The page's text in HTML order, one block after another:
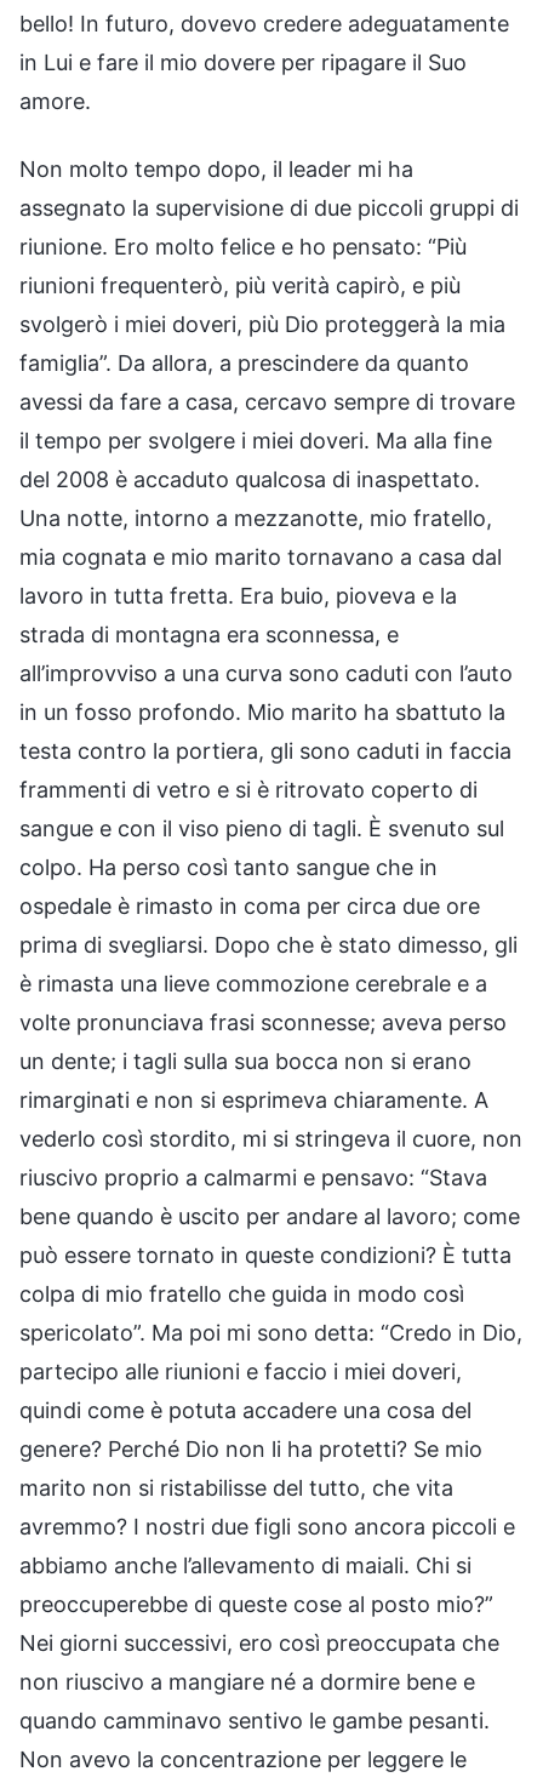
bello! In futuro, dovevo credere adeguatamente
in Lui e fare il mio dovere per ripagare il Suo
amore.
Non molto tempo dopo, il leader mi ha
assegnato la supervisione di due piccoli gruppi di
riunione. Ero molto felice e ho pensato: “Più
riunioni frequenterò, più verità capirò, e più
svolgerò i miei doveri, più Dio proteggerà la mia
famiglia”. Da allora, a prescindere da quanto
avessi da fare a casa, cercavo sempre di trovare
il tempo per svolgere i miei doveri. Ma alla fine
del 2008 è accaduto qualcosa di inaspettato.
Una notte, intorno a mezzanotte, mio fratello,
mia cognata e mio marito tornavano a casa dal
lavoro in tutta fretta. Era buio, pioveva e la
strada di montagna era sconnessa, e
all’improvviso a una curva sono caduti con l’auto
in un fosso profondo. Mio marito ha sbattuto la
testa contro la portiera, gli sono caduti in faccia
frammenti di vetro e si è ritrovato coperto di
sangue e con il viso pieno di tagli. È svenuto sul
colpo. Ha perso così tanto sangue che in
ospedale è rimasto in coma per circa due ore
prima di svegliarsi. Dopo che è stato dimesso, gli
è rimasta una lieve commozione cerebrale e a
volte pronunciava frasi sconnesse; aveva perso
un dente; i tagli sulla sua bocca non si erano
rimarginati e non si esprimeva chiaramente. A
vederlo così stordito, mi si stringeva il cuore, non
riuscivo proprio a calmarmi e pensavo: “Stava
bene quando è uscito per andare al lavoro; come
può essere tornato in queste condizioni? È tutta
colpa di mio fratello che guida in modo così
spericolato”. Ma poi mi sono detta: “Credo in Dio,
partecipo alle riunioni e faccio i miei doveri,
quindi come è potuta accadere una cosa del
genere? Perché Dio non li ha protetti? Se mio
marito non si ristabilisse del tutto, che vita
avremmo? I nostri due figli sono ancora piccoli e
abbiamo anche l’allevamento di maiali. Chi si
preoccuperebbe di queste cose al posto mio?”
Nei giorni successivi, ero così preoccupata che
non riuscivo a mangiare né a dormire bene e
quando camminavo sentivo le gambe pesanti.
Non avevo la concentrazione per leggere le